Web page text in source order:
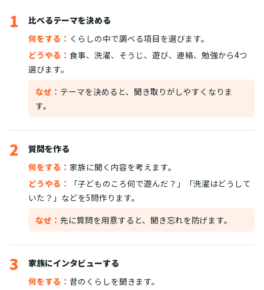
1
比べるテーマを決める
何をする： くらしの中で調べる項目を選びます。
どうやる： 食事、洗濯、そうじ、遊び、連絡、勉強から4つ
選びます。
なぜ： テーマを決めると、聞き取りがしやすくなりま
す。
2
質問を作る
何をする： 家族に聞く内容を考えます。
どうやる：
「子どものころ何で遊んだ？」「洗濯はどうして
いた？」などを5問作ります。
なぜ： 先に質問を用意すると、聞き忘れを防げます。
3
家族にインタビューする
何をする： 昔のくらしを聞きます。